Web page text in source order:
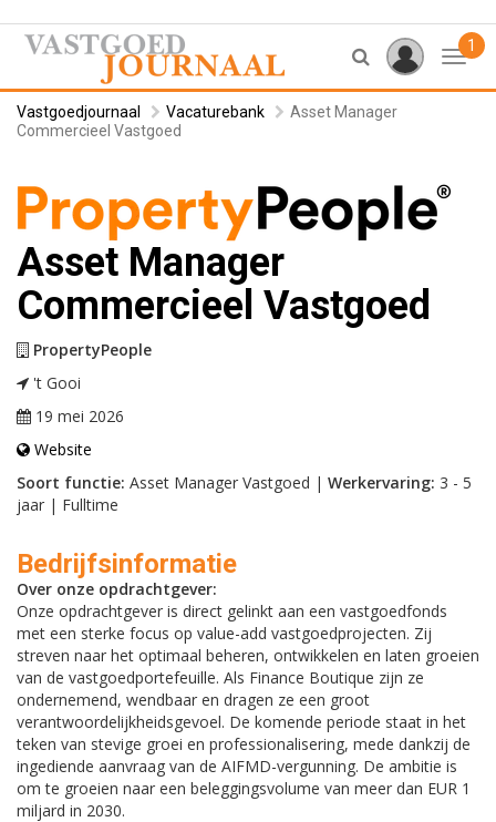
1
Vastgoedjournaal Vacaturebank
Asset Manager
Commercieel Vastgoed
Asset Manager
Commercieel Vastgoed
PropertyPeople
't Gooi
19 mei 2026
Website
Soort functie: Asset Manager Vastgoed | Werkervaring: 3 - 5
jaar | Fulltime
Bedrijfsinformatie
Over onze opdrachtgever:
Onze opdrachtgever is direct gelinkt aan een vastgoedfonds
met een sterke focus op value-add vastgoedprojecten. Zij
streven naar het optimaal beheren, ontwikkelen en laten groeien
van de vastgoedportefeuille. Als Finance Boutique zijn ze
ondernemend, wendbaar en dragen ze een groot
verantwoordelijkheidsgevoel. De komende periode staat in het
teken van stevige groei en professionalisering, mede dankzij de
ingediende aanvraag van de AIFMD-vergunning. De ambitie is
om te groeien naar een beleggingsvolume van meer dan EUR 1
miljard in 2030.